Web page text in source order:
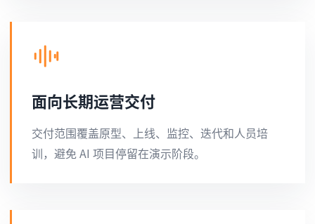
面向长期运营交付
交付范围覆盖原型、上线、监控、迭代和人员培
训，避免 AI 项目停留在演示阶段。